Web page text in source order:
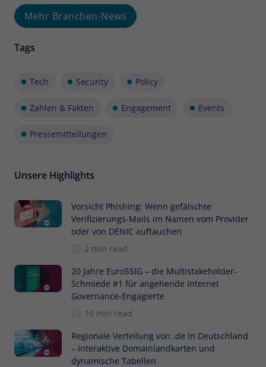
Mehr Branchen-News
Tags
Tech Security Policy
Zahlen & Fakten Engagement Events
Pressemitteilungen
Unsere Highlights
Vorsicht Phishing: Wenn gefälschte
Verifizierungs-Mails im Namen vom Provider
oder von DENIC auftauchen
2 min read
20 Jahre EuroSSIG – die Multistakeholder-
Schmiede #1 für angehende Internet
Governance-Engagierte
10 min read
Regionale Verteilung von .de in Deutschland
– Interaktive Domainlandkarten und
dynamische Tabellen